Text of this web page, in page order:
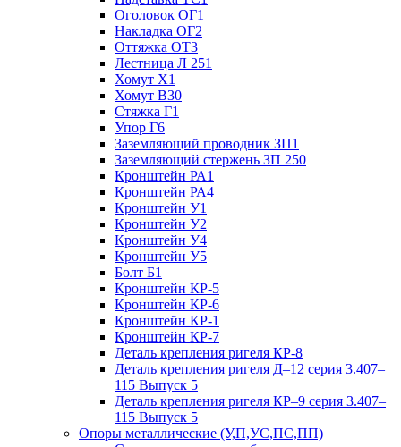
Оголовок ОГ1
Накладка ОГ2
Оттяжка ОТ3
Лестница Л 251
Хомут Х1
Хомут В30
Стяжка Г1
Упор Г6
Заземляющий проводник ЗП1
Заземляющий стержень ЗП 250
Кронштейн РА1
Кронштейн РА4
Кронштейн У1
Кронштейн У2
Кронштейн У4
Кронштейн У5
Болт Б1
Кронштейн КР-5
Кронштейн КР-6
Кронштейн КР-1
Кронштейн КР-7
Деталь крепления ригеля КР‑8
Деталь крепления ригеля Д–12 серия 3.407–
115 Выпуск 5
Деталь крепления ригеля КР–9 серия 3.407–
115 Выпуск 5
Опоры металлические (У,П,УС,ПС,ПП)